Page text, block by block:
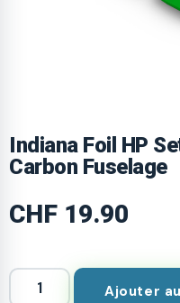
Indiana Foil HP
Carbon Fuselage
CHF 19.90
Ajouter